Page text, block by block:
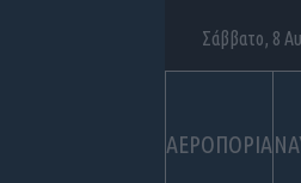
ΑΕΡΟΠΟΡΙΑ
Σάββατο, 8